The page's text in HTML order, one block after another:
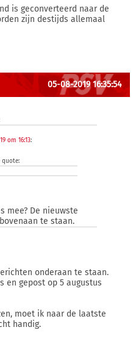
is geconverteerd naar de
zijn destijds allemaal
05-08-2019 16:35:54
om 16:13:
quote:
mee? De nieuwste
te staan.
onderaan te staan.
en gepost op 5 augustus
moet ik naar de laatste
handig.